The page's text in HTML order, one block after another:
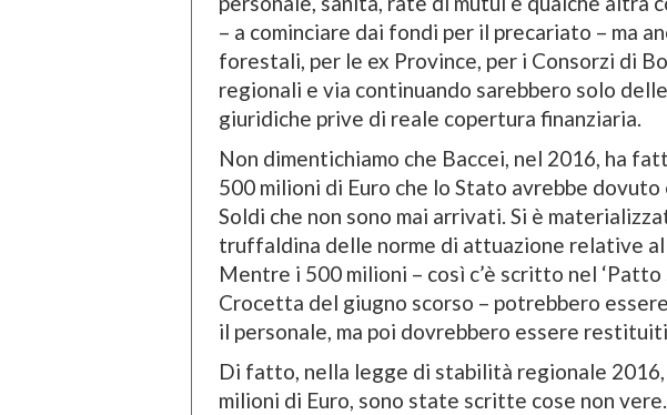
– a cominciare dai fondi per il precariato – ma
forestali, per le ex Province, per i Consorzi di
regionali e via continuando sarebbero solo
giuridiche prive di reale copertura finanziaria.
Non dimentichiamo che Baccei, nel 2016, ha
500 milioni di Euro che lo Stato avrebbe
Soldi che non sono mai arrivati. Si è
truffaldina delle norme di attuazione relative
Mentre i 500 milioni – così c’è scritto nel ‘Patto
Crocetta del giugno scorso – potrebbero
il personale, ma poi dovrebbero essere
Di fatto, nella legge di stabilità regionale
milioni di Euro, sono state scritte cose non vere.